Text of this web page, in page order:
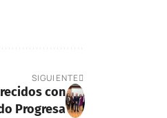
SIGUIENTE
con
Progresa